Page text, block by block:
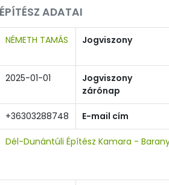
ADATAI
NÉMETH TAMÁS Jogviszony
2025-01-01
Jogviszony
zárónap
+36303288748 E-mail cím
Dél-Dunántúli Építész Kamara -